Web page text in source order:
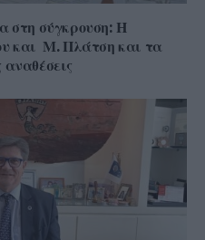
στη σύγκρουση: Η
και Μ. Πλάτση και τα